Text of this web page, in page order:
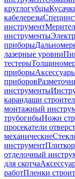
круглогубцы
кабелерезы
инструмент
инструменты
приборы
лазерные уровни
тестеры
приборы
приборов
инструменты
карандаши
монтажный
трубогибыНожи
просекатели
механические
инструмент
отделочный
для скотча
работПленки